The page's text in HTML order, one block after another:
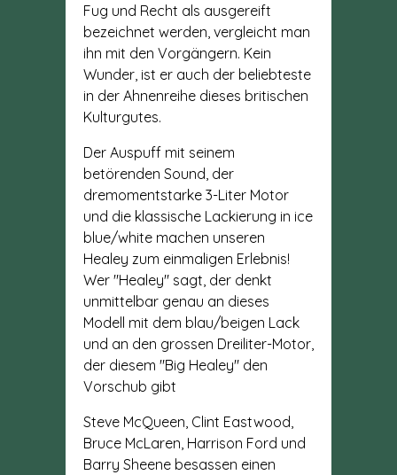
Fug und Recht als ausgereift
bezeichnet werden, vergleicht man
ihn mit den Vorgängern. Kein
Wunder, ist er auch der beliebteste
in der Ahnenreihe dieses britischen
Kulturgutes.
Der Auspuff mit seinem
betörenden Sound, der
dremomentstarke 3-Liter Motor
und die klassische Lackierung in ice
blue/white machen unseren
Healey zum einmaligen Erlebnis!
Wer "Healey" sagt, der denkt
unmittelbar genau an dieses
Modell mit dem blau/beigen Lack
und an den grossen Dreiliter-Motor,
der diesem "Big Healey" den
Vorschub gibt
Steve McQueen, Clint Eastwood,
Bruce McLaren, Harrison Ford und
Barry Sheene besassen einen